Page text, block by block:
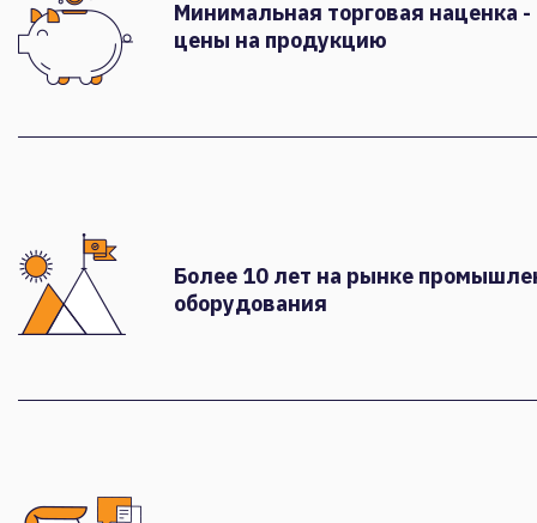
Минимальная торговая наценка
цены на продукцию
Более 10 лет на рынке
оборудования